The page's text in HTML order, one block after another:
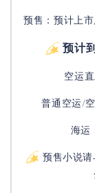
预售：预计上
预计
空运直
普通空运/
海运
预售小说